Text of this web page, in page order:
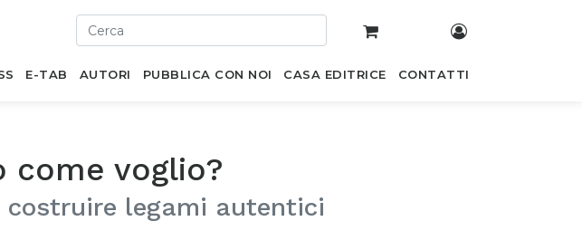
E-TAB AUTORI PUBBLICA CON NOI CASA EDITRICE CONTATTI
come voglio?
costruire legami autentici